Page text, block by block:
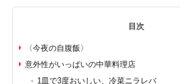
目次
〈今夜の自腹飯〉
意外性がいっぱいの中華料理店
1皿で3度おいしい、冷菜ニラレバ